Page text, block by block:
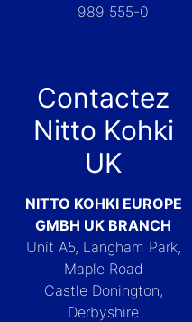
989 555-0
Contactez
Nitto Kohki
UK
NITTO KOHKI EUROPE
GMBH UK BRANCH
Unit A5, Langham Park,
Maple Road
Castle Donington,
Derbyshire